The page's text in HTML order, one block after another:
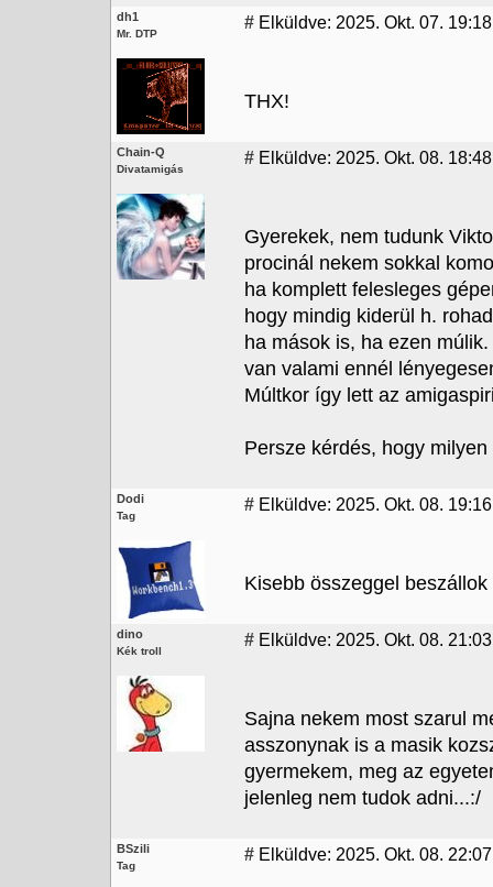
dh1
Mr. DTP
# Elküldve: 2025. Okt. 07. 19:18
THX!
Chain-Q
Divatamigás
# Elküldve: 2025. Okt. 08.
Gyerekek, nem tudunk
procinál nekem sokkal
ha komplett felesleges
hogy mindig kiderül h.
ha mások is, ha ezen
van valami ennél
Múltkor így lett az
Persze kérdés, hogy
Dodi
Tag
# Elküldve: 2025. Okt. 08.
Kisebb összeggel
dino
Kék troll
# Elküldve: 2025. Okt. 08. 21:03
Sajna nekem most szarul
asszonynak is a masik
gyermekem, meg az
jelenleg nem tudok adni...:/
BSzili
Tag
# Elküldve: 2025. Okt. 08. 22:07